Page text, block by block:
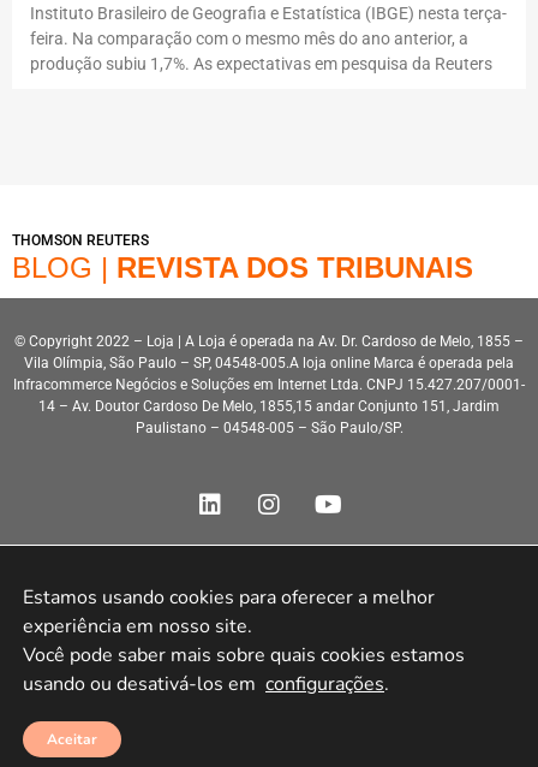
Instituto Brasileiro de Geografia e Estatística (IBGE) nesta terça-
feira. Na comparação com o mesmo mês do ano anterior, a
produção subiu 1,7%. As expectativas em pesquisa da Reuters
THOMSON REUTERS
BLOG | REVISTA DOS TRIBUNAIS
© Copyright 2022 – Loja | A Loja é operada na Av. Dr. Cardoso de Melo, 1855 –
Vila Olímpia, São Paulo – SP, 04548-005.A loja online Marca é operada pela
Infracommerce Negócios e Soluções em Internet Ltda. CNPJ 15.427.207/0001-
14 – Av. Doutor Cardoso De Melo, 1855,15 andar Conjunto 151, Jardim
Paulistano – 04548-005 – São Paulo/SP.
Estamos usando cookies para oferecer a melhor
experiência em nosso site.
Você pode saber mais sobre quais cookies estamos
usando ou desativá-los em configurações.
Aceitar